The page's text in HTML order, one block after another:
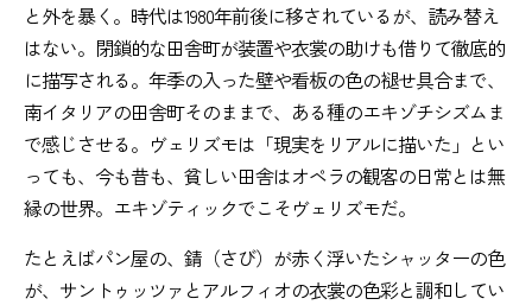
と外を暴く。時代は1980年前後に移されているが、読み替え
はない。閉鎖的な田舎町が装置や衣裳の助けも借りて徹底的
に描写される。年季の入った壁や看板の色の褪せ具合まで、
南イタリアの田舎町そのままで、ある種のエキゾチシズムま
で感じさせる。ヴェリズモは「現実をリアルに描いた」とい
っても、今も昔も、貧しい田舎はオペラの観客の日常とは無
縁の世界。エキゾティックでこそヴェリズモだ。
たとえばパン屋の、錆（さび）が赤く浮いたシャッターの色
が、サントゥッツァとアルフィオの衣裳の色彩と調和してい